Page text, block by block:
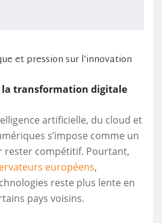
et pression sur l’innovation
la transformation digitale
artificielle, du cloud et
s’impose comme un
rester compétitif. Pourtant,
européens,
reste plus lente en
pays voisins.